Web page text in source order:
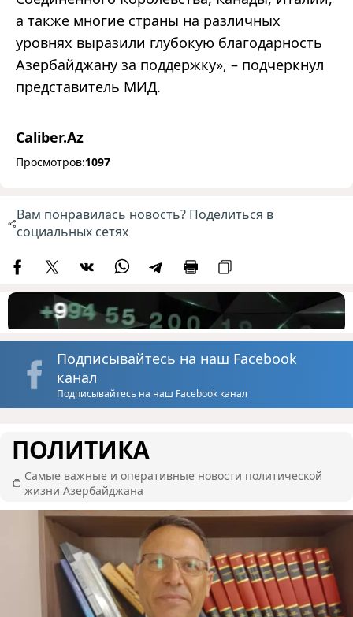
а также многие страны на различных
уровнях выразили глубокую благодарность
Азербайджану за поддержку», – подчеркнул
представитель МИД.
Caliber.Az
Просмотров:1097
Вам понравилась новость? Поделиться в
социальных сетях
Подписывайтесь на наш Facebook
канал
Подписывайтесь на наш Facebook канал
ПОЛИТИКА
Самые важные и оперативные новости политической
жизни Азербайджана